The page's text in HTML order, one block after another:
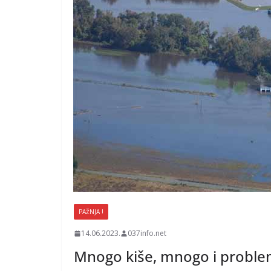
PAŽNJA !
14.06.2023. 037info.net
Mnogo kiše, mnogo i